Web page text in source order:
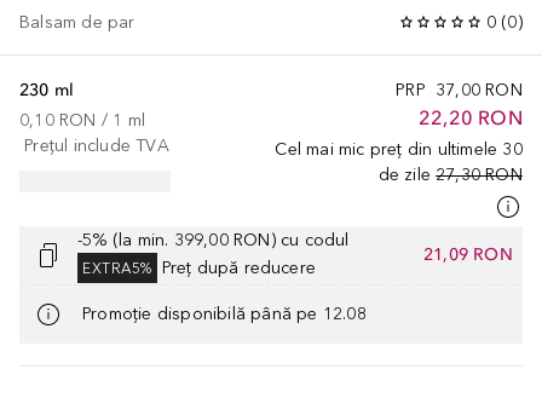
Balsam de par 0 (0)
PRP 37,00 RON
22,20 RON
Cel mai mic preț din ultimele 30
de zile 27,30 RON
230 ml
0,10 RON / 1 ml
Prețul include TVA
-5% (la min. 399,00 RON) cu codul
EXTRA5% Preț după reducere
21,09 RON
Promoție disponibilă până pe 12.08